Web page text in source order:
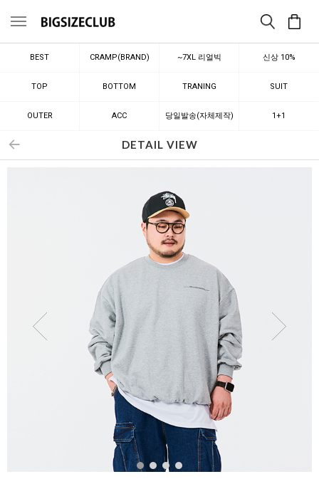
메뉴
BEST CRAMP(BRAND) ~7XL 리얼빅 신상 10%
TOP BOTTOM TRANING SUIT
OUTER ACC 당일발송(자체제작) 1+1
DETAIL VIEW